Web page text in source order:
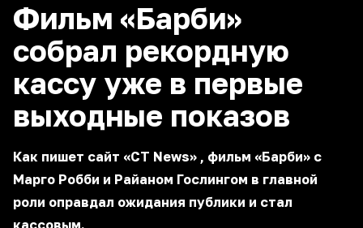
Фильм «Барби»
собрал рекордную
кассу уже в первые
выходные показов
Как пишет сайт «CT News» , фильм «Барби» с
Марго Робби и Райаном Гослингом в главной
роли оправдал ожидания публики и стал
кассовым.